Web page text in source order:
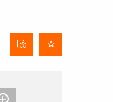
Behangdatenblatt